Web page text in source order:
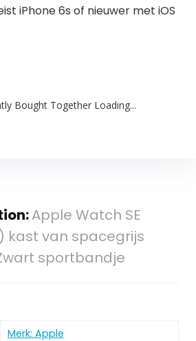
iPhone 6s of nieuwer met iOS
Bought Together Loading...
Apple Watch SE
kast van spacegrijs
sportbandje
Merk: Apple